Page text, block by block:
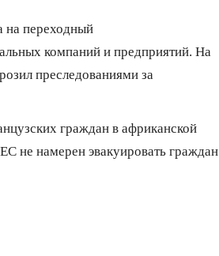
на переходный
компаний и предприятий. На
преследованиями за
граждан в африканской
не намерен эвакуировать граждан